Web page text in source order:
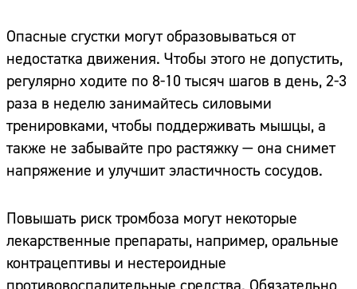
Опасные сгустки могут образовываться от
недостатка движения. Чтобы этого не допустить,
регулярно ходите по 8-10 тысяч шагов в день, 2-3
раза в неделю занимайтесь силовыми
тренировками, чтобы поддерживать мышцы, а
также не забывайте про растяжку — она снимет
напряжение и улучшит эластичность сосудов.
Повышать риск тромбоза могут некоторые
лекарственные препараты, например, оральные
контрацептивы и нестероидные